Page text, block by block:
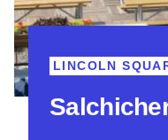
LINCOLN